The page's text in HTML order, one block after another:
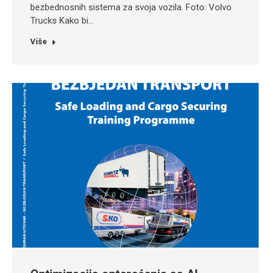
bezbednosnih sistema za svoja vozila. Foto: Volvo
Trucks Kako bi…
Više